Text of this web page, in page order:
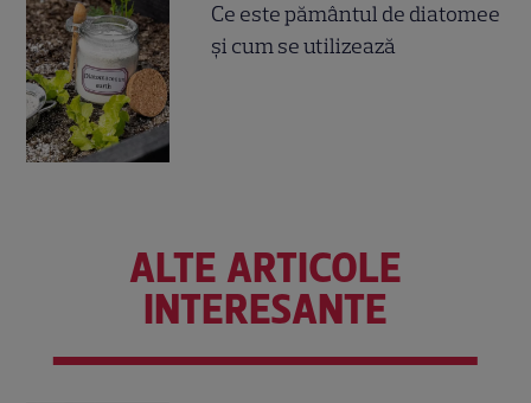
Ce este pământul de diatomee
și cum se utilizează
ALTE ARTICOLE
INTERESANTE